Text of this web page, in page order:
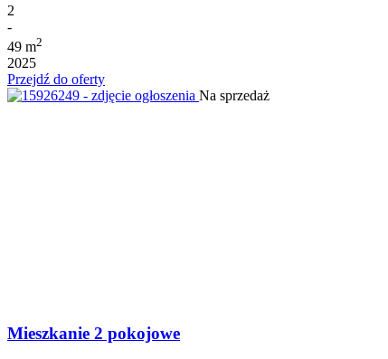
2
-
49 m2
2025
Przejdź do oferty
Na sprzedaż
Mieszkanie 2 pokojowe